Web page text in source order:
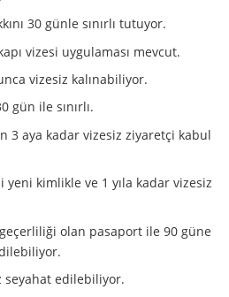
30 günle sınırlı tutuyor.
vizesi uygulaması mevcut.
vizesiz kalınabiliyor.
gün ile sınırlı.
3 aya kadar vizesiz ziyaretçi kabul
yeni kimlikle ve 1 yıla kadar vizesiz
olan pasaport ile 90 güne
seyahat edilebiliyor.